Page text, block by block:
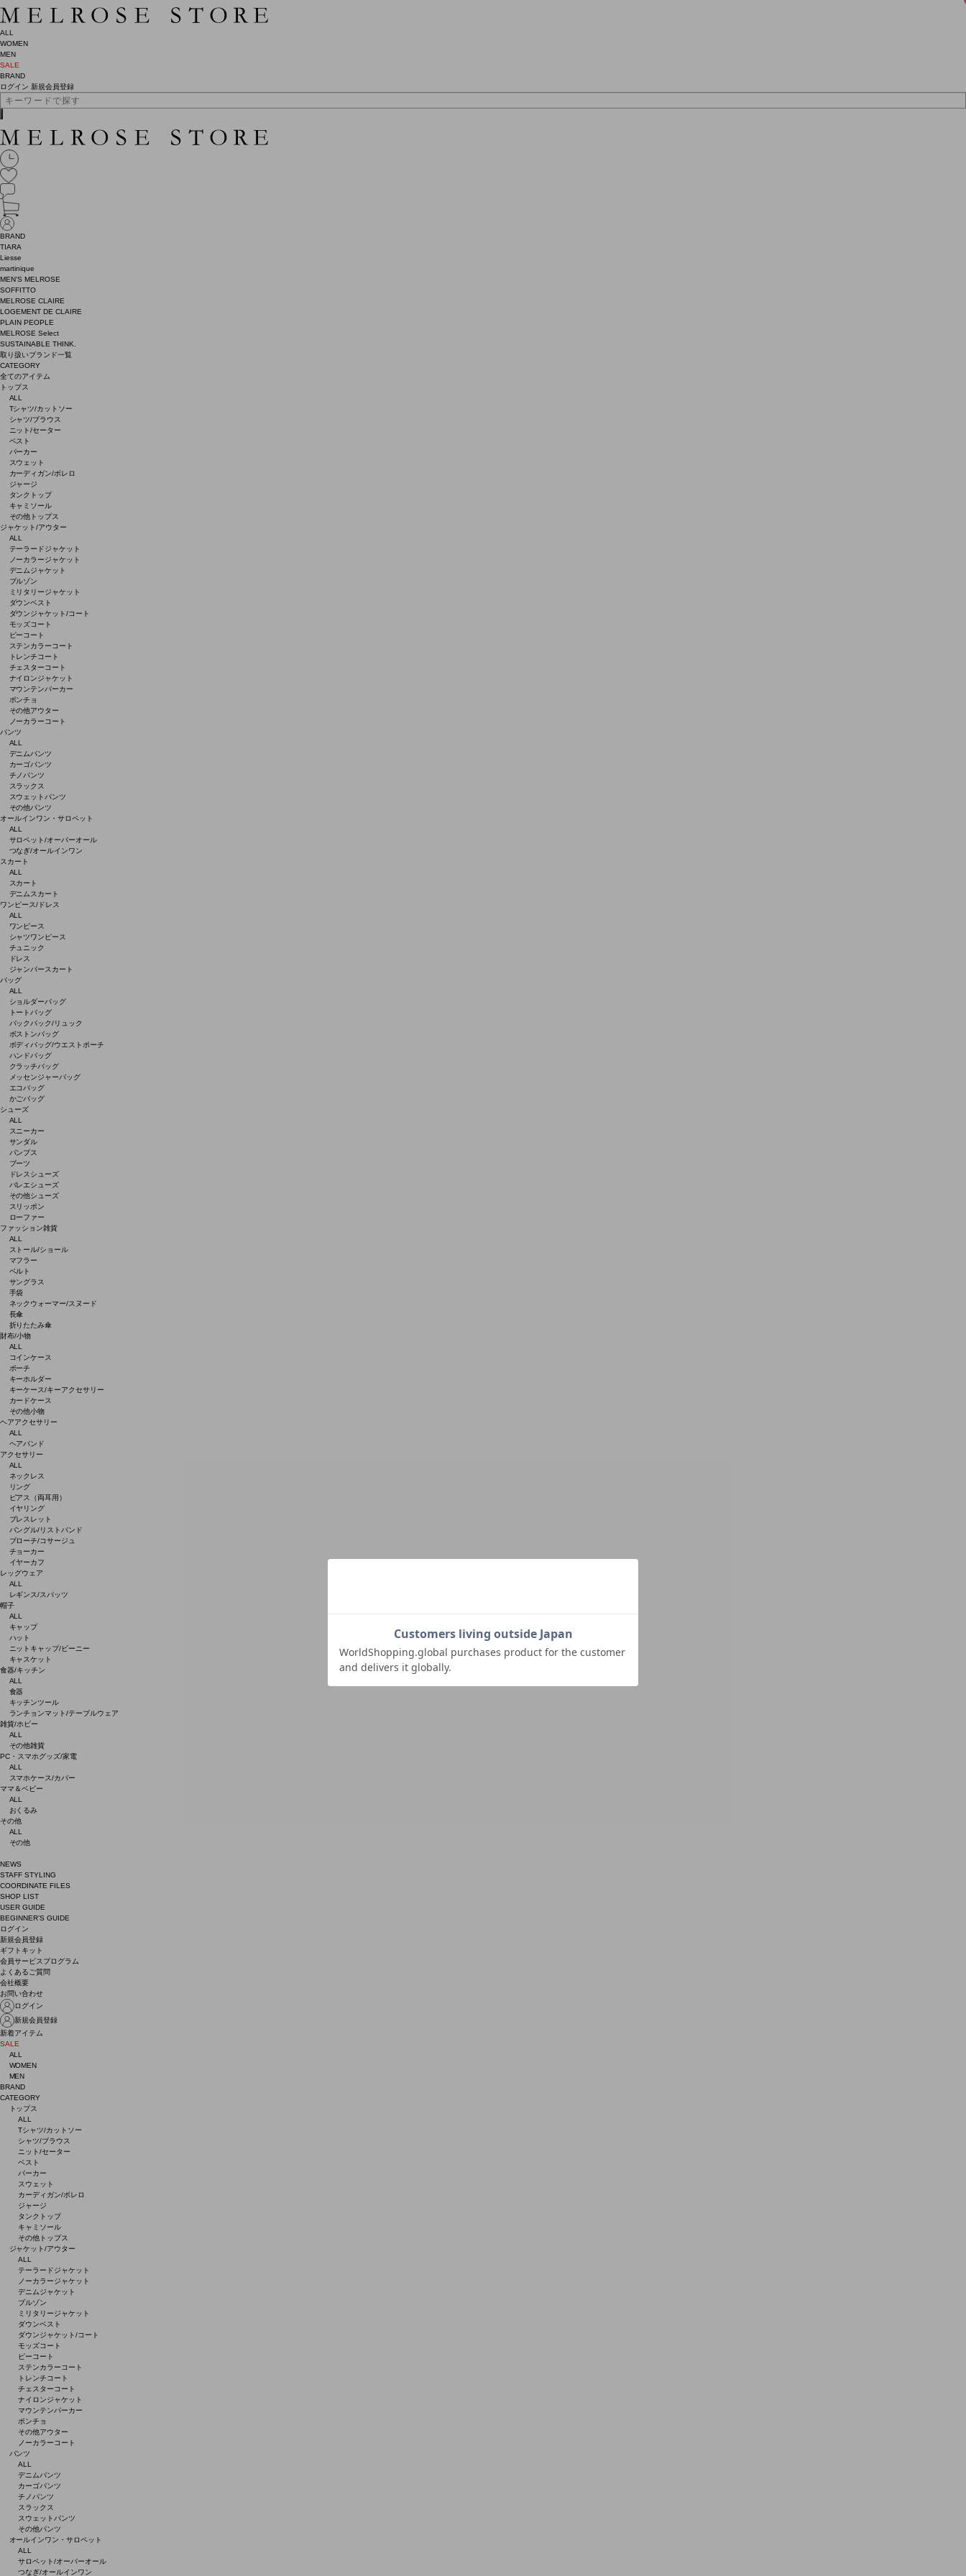
ALL
WOMEN
MEN
SALE
BRAND
ログイン 新規会員登録
BRAND
TIARA
Liesse
martinique
MEN'S MELROSE
SOFFITTO
MELROSE CLAIRE
LOGEMENT DE CLAIRE
PLAIN PEOPLE
MELROSE Select
SUSTAINABLE THINK.
取り扱いブランド一覧
CATEGORY
全てのアイテム
トップス
ALL
Tシャツ/カットソー
シャツ/ブラウス
ニット/セーター
ベスト
パーカー
スウェット
カーディガン/ボレロ
ジャージ
タンクトップ
キャミソール
その他トップス
ジャケット/アウター
ALL
テーラードジャケット
ノーカラージャケット
デニムジャケット
ブルゾン
ミリタリージャケット
ダウンベスト
ダウンジャケット/コート
モッズコート
ピーコート
ステンカラーコート
トレンチコート
チェスターコート
ナイロンジャケット
マウンテンパーカー
ポンチョ
その他アウター
ノーカラーコート
パンツ
ALL
デニムパンツ
カーゴパンツ
チノパンツ
スラックス
スウェットパンツ
その他パンツ
オールインワン・サロペット
ALL
サロペット/オーバーオール
つなぎ/オールインワン
スカート
ALL
スカート
デニムスカート
ワンピース/ドレス
ALL
ワンピース
シャツワンピース
チュニック
ドレス
ジャンパースカート
バッグ
ALL
ショルダーバッグ
トートバッグ
バックパック/リュック
ボストンバッグ
ボディバッグ/ウエストポーチ
ハンドバッグ
クラッチバッグ
メッセンジャーバッグ
エコバッグ
かごバッグ
シューズ
ALL
スニーカー
サンダル
パンプス
ブーツ
ドレスシューズ
バレエシューズ
その他シューズ
スリッポン
ローファー
ファッション雑貨
ALL
ストール/ショール
マフラー
ベルト
サングラス
手袋
ネックウォーマー/スヌード
長傘
折りたたみ傘
財布/小物
ALL
コインケース
ポーチ
キーホルダー
キーケース/キーアクセサリー
カードケース
その他小物
ヘアアクセサリー
ALL
ヘアバンド
アクセサリー
ALL
ネックレス
リング
ピアス（両耳用）
イヤリング
ブレスレット
バングル/リストバンド
ブローチ/コサージュ
チョーカー
イヤーカフ
レッグウェア
ALL
レギンス/スパッツ
帽子
ALL
キャップ
ハット
ニットキャップ/ビーニー
キャスケット
食器/キッチン
ALL
食器
キッチンツール
ランチョンマット/テーブルウェア
雑貨/ホビー
ALL
その他雑貨
PC・スマホグッズ/家電
ALL
スマホケース/カバー
ママ＆ベビー
ALL
おくるみ
その他
ALL
その他
NEWS
STAFF STYLING
COORDINATE FILES
SHOP LIST
USER GUIDE
BEGINNER’S GUIDE
ログイン
新規会員登録
ギフトキット
会員サービスプログラム
よくあるご質問
会社概要
お問い合わせ
ログイン
新規会員登録
新着アイテム
SALE
ALL
WOMEN
MEN
BRAND
CATEGORY
トップス
ALL
Tシャツ/カットソー
シャツ/ブラウス
ニット/セーター
ベスト
パーカー
スウェット
カーディガン/ボレロ
ジャージ
タンクトップ
キャミソール
その他トップス
ジャケット/アウター
ALL
テーラードジャケット
ノーカラージャケット
デニムジャケット
ブルゾン
ミリタリージャケット
ダウンベスト
ダウンジャケット/コート
モッズコート
ピーコート
ステンカラーコート
トレンチコート
チェスターコート
ナイロンジャケット
マウンテンパーカー
ポンチョ
その他アウター
ノーカラーコート
パンツ
ALL
デニムパンツ
カーゴパンツ
チノパンツ
スラックス
スウェットパンツ
その他パンツ
オールインワン・サロペット
ALL
サロペット/オーバーオール
つなぎ/オールインワン